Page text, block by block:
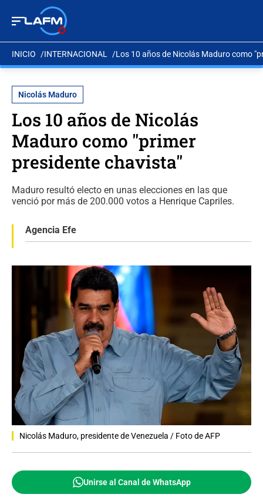
INICIO INTERNACIONAL Los 10 años de Nicolás Maduro como
Nicolás Maduro
Los 10 años de Nicolás
Maduro como "primer
presidente chavista"
Maduro resultó electo en unas elecciones en las que
venció por más de 200.000 votos a Henrique Capriles.
Agencia Efe
Nicolás Maduro, presidente de Venezuela / Foto de AFP
Unirse al Canal de WhatsApp